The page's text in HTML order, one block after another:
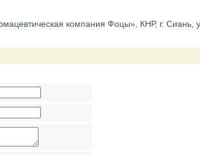
компания Фоцы», КНР, г. Сиань,